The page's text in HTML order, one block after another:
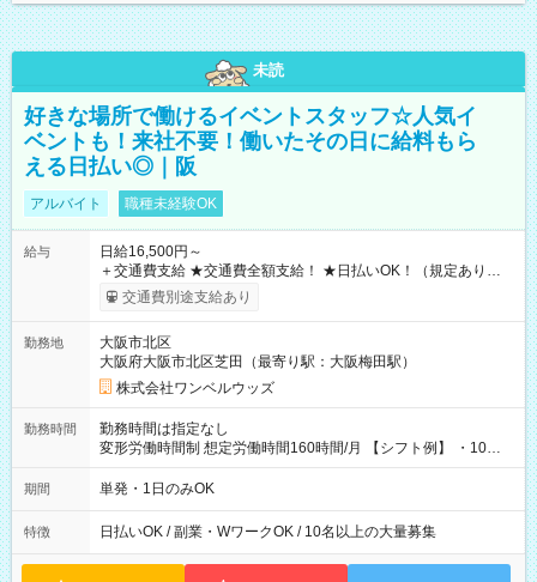
未読
好きな場所で働けるイベントスタッフ☆人気イ
ベントも！来社不要！働いたその日に給料もら
える日払い◎｜阪
アルバイト 職種未経験OK
給与
日給16,500円～
＋交通費支給 ★交通費全額支給！ ★日払いOK！（規定あり） ┗
働いたその日に現金GET♪ お仕事後はコンビニATMから 日払
交通費別途支給あり
勤務地
大阪市北区
大阪府大阪市北区芝田（最寄り駅：大阪梅田駅）
株式会社ワンベルウッズ
勤務時間
勤務時間は指定なし
変形労働時間制 想定労働時間160時間/月 【シフト例】 ・10：
00～20：00
期間 単発・1日のみOK
特徴 日払いOK / 副業・WワークOK / 10名以上の大量募集